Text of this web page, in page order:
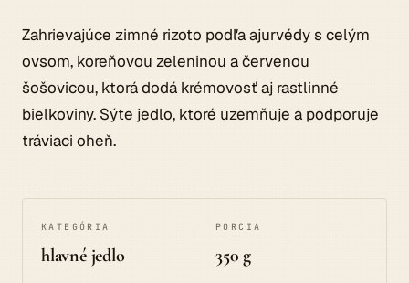
Zahrievajúce zimné rizoto podľa ajurvédy s celým
ovsom, koreňovou zeleninou a červenou
šošovicou, ktorá dodá krémovosť aj rastlinné
bielkoviny. Sýte jedlo, ktoré uzemňuje a podporuje
tráviaci oheň.
KATEGÓRIA
hlavné jedlo
PORCIA
350 g